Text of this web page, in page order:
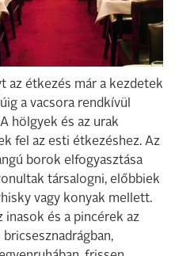
az étkezés már a kezdetek
a vacsora rendkívül
hölgyek és az urak
fel az esti étkezéshez. Az
borok elfogyasztása
társalogni, előbbiek
vagy konyak mellett.
inasok és a pincérek az